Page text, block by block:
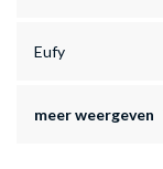
Eufy
meer weergeven